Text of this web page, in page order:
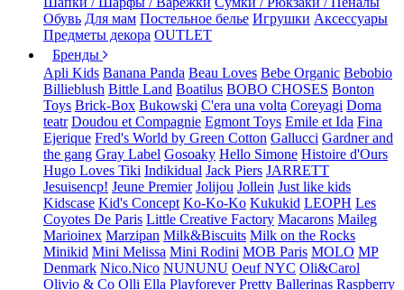
Обувь Для мам Постельное белье Игрушки Аксессуары
Предметы декора OUTLET
Бренды
Apli Kids Banana Panda Beau Loves Bebe Organic Bebobio
Billieblush Bittle Land Boatilus BOBO CHOSES Bonton
Toys Brick-Box Bukowski C'era una volta Coreyagi Doma
teatr Doudou et Compagnie Egmont Toys Emile et Ida Fina
Ejerique Fred's World by Green Cotton Gallucci Gardner and
the gang Gray Label Gosoaky Hello Simone Histoire d'Ours
Hugo Loves Tiki Indikidual Jack Piers JARRETT
Jesuisencp! Jeune Premier Jolijou Jollein Just like kids
Kidscase Kid's Concept Ko-Ko-Ko Kukukid LEOPH Les
Coyotes De Paris Little Creative Factory Macarons Maileg
Marioinex Marzipan Milk&Biscuits Milk on the Rocks
Minikid Mini Melissa Mini Rodini MOB Paris MOLO MP
Denmark Nico.Nico NUNUNU Oeuf NYC Oli&Carol
Olivio & Co Olli Ella Playforever Pretty Ballerinas Raspberry